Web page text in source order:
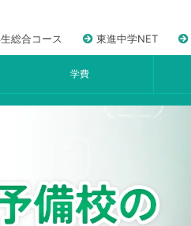
総合コース 東進中学NET
学費